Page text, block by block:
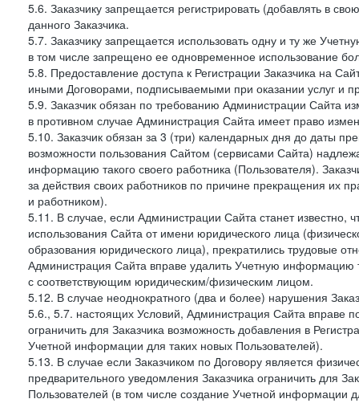
5.6. Заказчику запрещается регистрировать (добавлять в
данного Заказчика.
5.7. Заказчику запрещается использовать одну и ту же
в том числе запрещено ее одновременное использование
5.8. Предоставление доступа к Регистрации Заказчика на
иными Договорами, подписываемыми при оказании услуг и
5.9. Заказчик обязан по требованию Администрации Сайта
в противном случае Администрация Сайта имеет право
5.10. Заказчик обязан за 3 (три) календарных дня до даты
возможности пользования Сайтом (сервисами Сайта)
информацию такого своего работника (Пользователя).
за действия своих работников по причине прекращения их
и работником).
5.11. В случае, если Администрации Сайта станет
использования Сайта от имени юридического лица
образования юридического лица), прекратились трудовые
Администрация Сайта вправе удалить Учетную информацию
с соответствующим юридическим/физическим лицом.
5.12. В случае неоднократного (два и более) нарушения
5.6., 5.7. настоящих Условий, Администрация Сайта вправе
ограничить для Заказчика возможность добавления в
Учетной информации для таких новых Пользователей).
5.13. В случае если Заказчиком по Договору является
предварительного уведомления Заказчика ограничить для
Пользователей (в том числе создание Учетной информации